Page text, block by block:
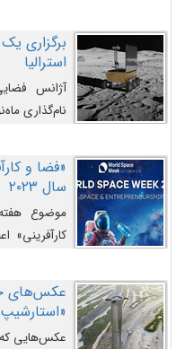
را وارد
مکانیزم
برگزاری
استرالیا
آژانس
نام‌گذاری
«فضا و
سال ۲۰۲۳
روزافزون
کارآفرینان
عکس‌های
عکس‌هایی